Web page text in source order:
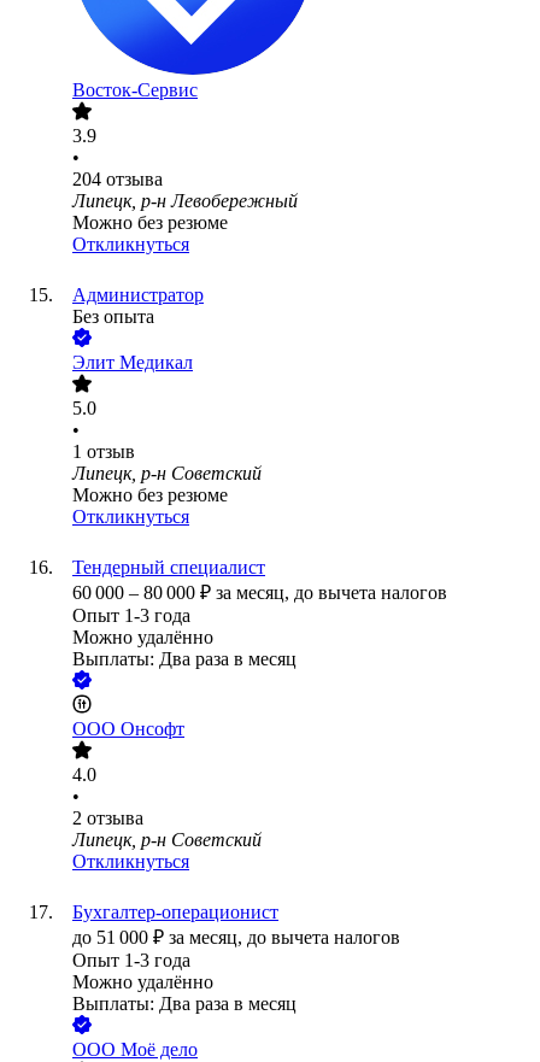
Восток-Сервис
3.9
•
204 отзыва
Липецк, р-н Левобережный
Можно без резюме
Откликнуться
Администратор
Без опыта
Элит Медикал
5.0
•
1 отзыв
Липецк, р-н Советский
Можно без резюме
Откликнуться
Тендерный специалист
60 000 – 80 000 ₽ за месяц, до вычета налогов
Опыт 1-3 года
Можно удалённо
Выплаты: Два раза в месяц
ООО Онсофт
4.0
•
2 отзыва
Липецк, р-н Советский
Откликнуться
Бухгалтер-операционист
до 51 000 ₽ за месяц, до вычета налогов
Опыт 1-3 года
Можно удалённо
Выплаты: Два раза в месяц
ООО Моё дело